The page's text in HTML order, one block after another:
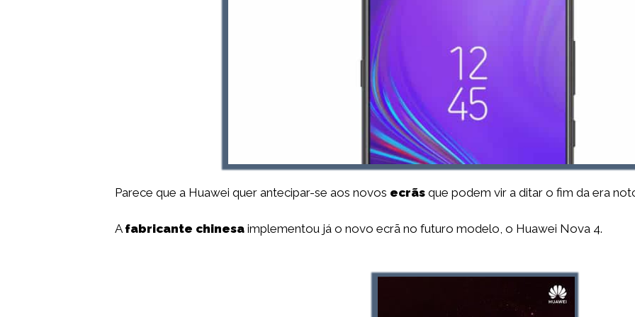
Parece que a Huawei quer antecipar-se aos novos ecrãs que podem vir a ditar o fim da era
A fabricante chinesa implementou já o novo ecrã no futuro modelo, o Huawei Nova 4.